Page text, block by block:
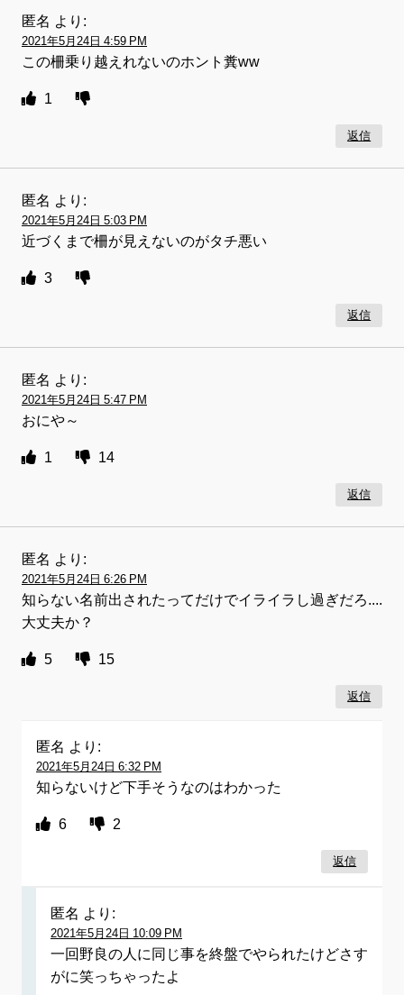
匿名 より:
2021年5月24日 4:59 PM
この柵乗り越えれないのホント糞ww
1
返信
匿名 より:
2021年5月24日 5:03 PM
近づくまで柵が見えないのがタチ悪い
3
返信
匿名 より:
2021年5月24日 5:47 PM
おにや～
1 14
返信
匿名 より:
2021年5月24日 6:26 PM
知らない名前出されたってだけでイライラし過ぎだろ....
大丈夫か？
5 15
返信
匿名 より:
2021年5月24日 6:32 PM
知らないけど下手そうなのはわかった
6 2
返信
匿名 より:
2021年5月24日 10:09 PM
一回野良の人に同じ事を終盤でやられたけどさす
がに笑っちゃったよ